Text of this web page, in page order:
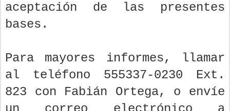
aceptación de las presentes
bases.
Para mayores informes, llamar
al teléfono 555337-0230 Ext.
823 con Fabián Ortega, o envíe